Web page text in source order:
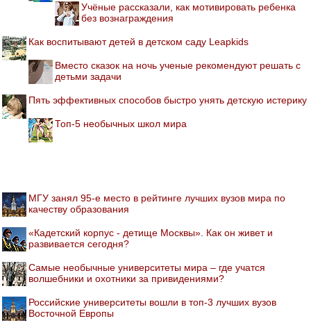
Учёные рассказали, как мотивировать ребенка
без вознаграждения
Как воспитывают детей в детском саду Leapkids
Вместо сказок на ночь ученые рекомендуют решать с
детьми задачи
Пять эффективных способов быстро унять детскую истерику
Топ-5 необычных школ мира
МГУ занял 95-е место в рейтинге лучших вузов мира по
качеству образования
«Кадетский корпус - детище Москвы». Как он живет и
развивается сегодня?
Самые необычные университеты мира – где учатся
волшебники и охотники за привидениями?
Российские университеты вошли в топ-3 лучших вузов
Восточной Европы